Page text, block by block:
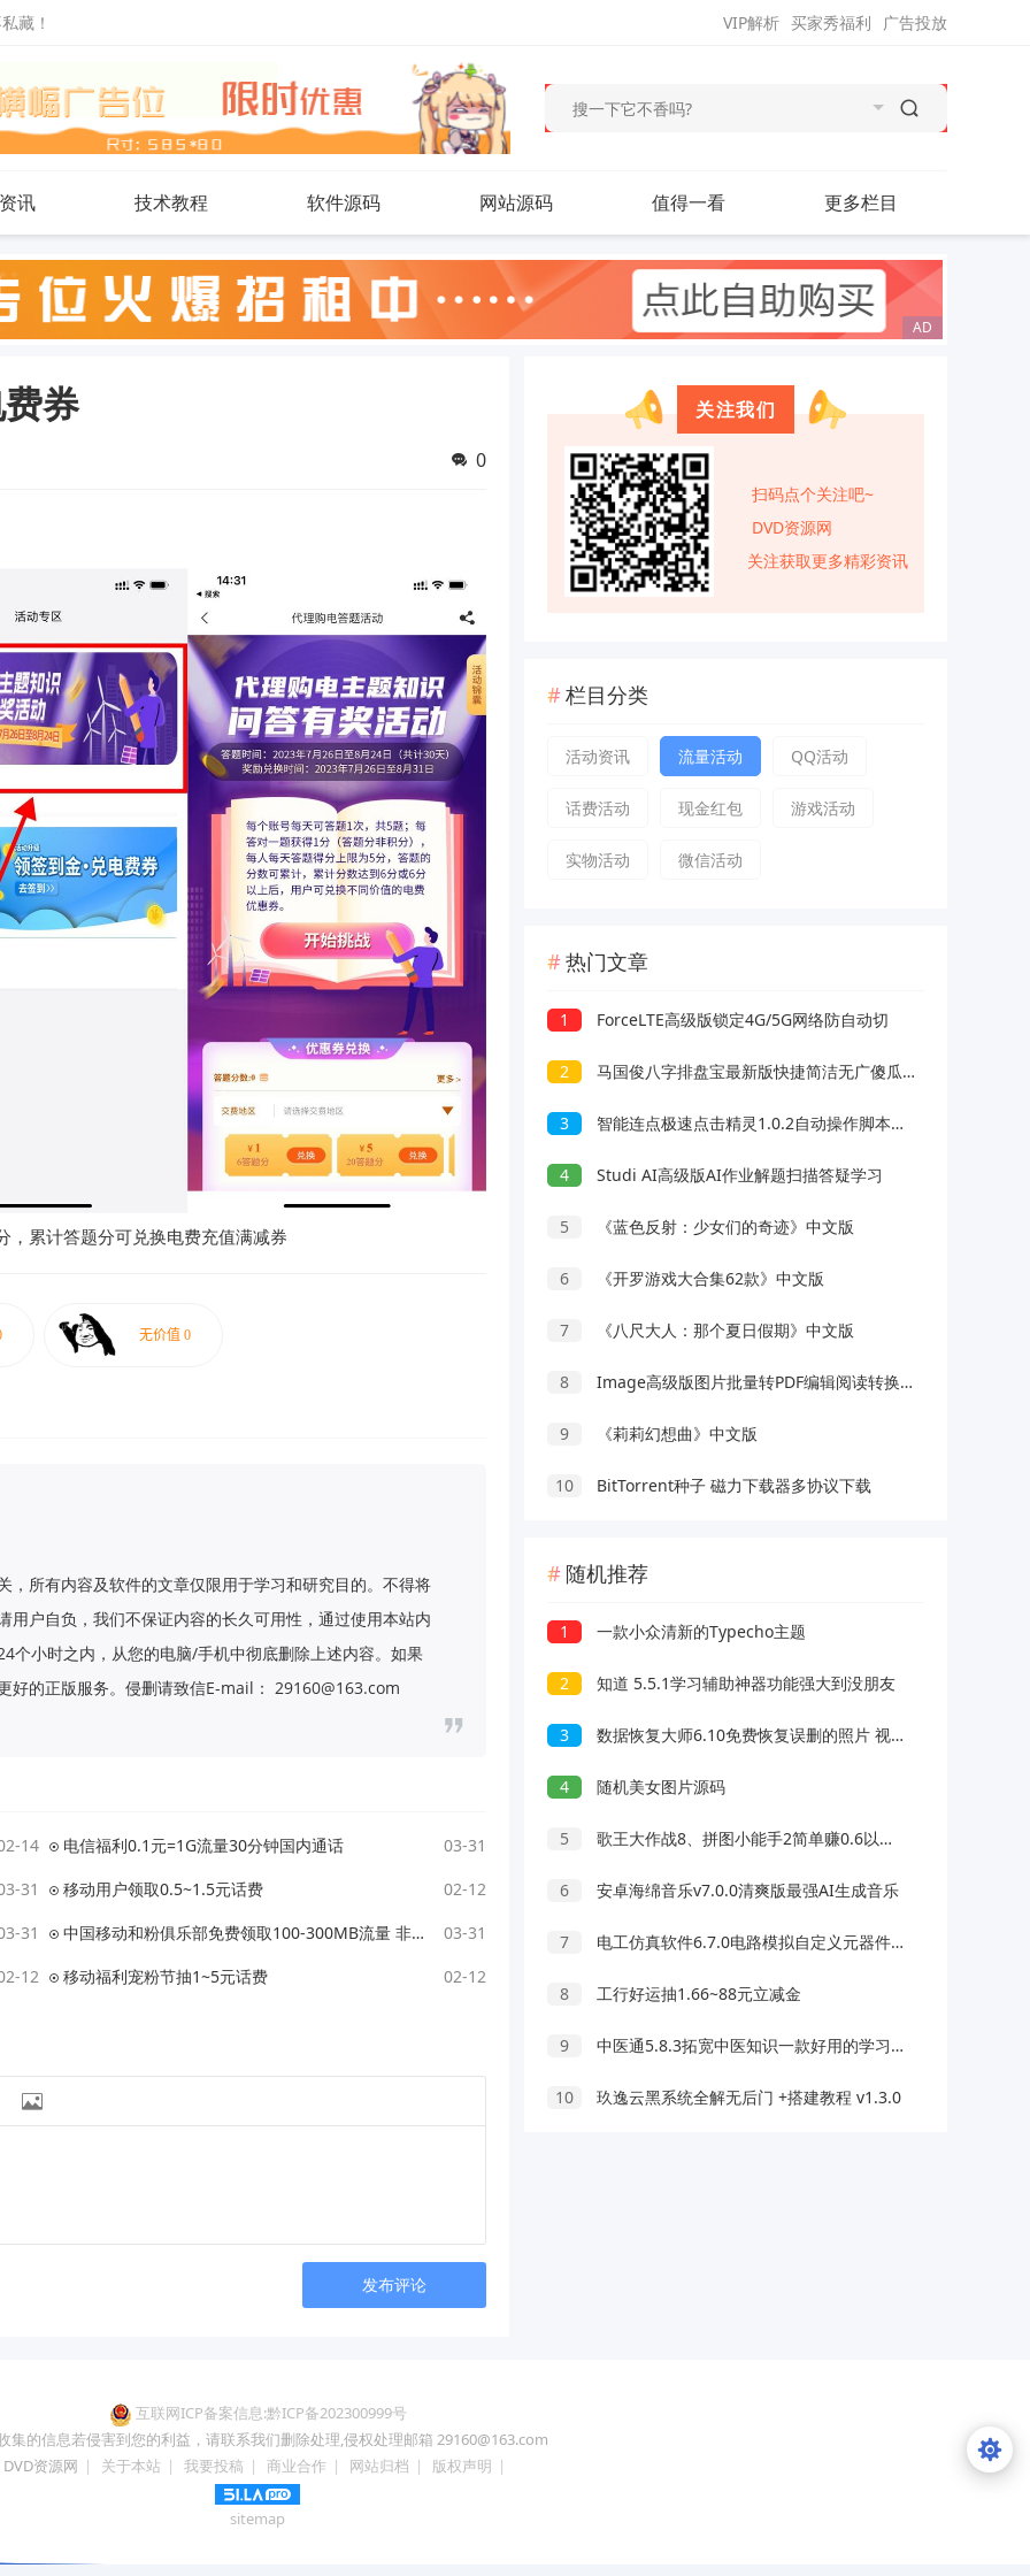
藏！ 广告投放
买家秀福利
VIP解析
讯 技术教程 软件源码 网站源码 值得一看 更多栏目
券
0
，累计答题分可兑换电费充值满减券
，所有内容及软件的文章仅限用于学习和研究目的。不得将
户自负，我们不保证内容的长久可用性，通过使用本站内
个小时之内，从您的电脑/手机中彻底删除上述内容。如果
好的正版服务。侵删请致信E-mail： 29160@163.com
14 电信福利0.1元=1G流量30分钟国内通话
03-31
31
移动用户领取0.5~1.5元话费
02-12
31
中国移动和粉俱乐部免费领取100-300MB流量 非秒到账
03-31
12
移动福利宠粉节抽1~5元话费 02-12

发布评论
关注我们
扫码点个关注吧~
DVD资源网
关注获取更多精彩资讯
栏目分类
活动资讯 流量活动 QQ活动
话费活动 现金红包 游戏活动
实物活动 微信活动
热门文章
1 ForceLTE高级版锁定4G/5G网络防自动切
2 马国俊八字排盘宝最新版快捷简洁无广傻瓜操作
3 智能连点极速点击精灵1.0.2自动操作脚本录制解放双手
4 Studi AI高级版AI作业解题扫描答疑学习
5 《蓝色反射：少女们的奇迹》中文版
6 《开罗游戏大合集62款》中文版
7 《八尺大人：那个夏日假期》中文版
8 Image高级版图片批量转PDF编辑阅读转换工具
9 《莉莉幻想曲》中文版
10 BitTorrent种子 磁力下载器多协议下载
随机推荐
1 一款小众清新的Typecho主题
2 知道 5.5.1学习辅助神器功能强大到没朋友
3 数据恢复大师6.10免费恢复误删的照片 视频 文件等
4 随机美女图片源码
5 歌王大作战8、拼图小能手2简单赚0.6以上，体重19号新出
6 安卓海绵音乐v7.0.0清爽版最强AI生成音乐
7 电工仿真软件6.7.0电路模拟自定义元器件可视化编辑
8 工行好运抽1.66~88元立减金
9 中医通5.8.3拓宽中医知识一款好用的学习软件
10 玖逸云黑系统全解无后门 +搭建教程 v1.3.0
互联网ICP备案信息:黔ICP备202300999号
集的信息若侵害到您的利益，请联系我们删除处理,侵权处理邮箱 29160@163.com
DVD资源网 | 关于本站 | 我要投稿 | 商业合作 | 网站归档 | 版权声明 |
sitemap